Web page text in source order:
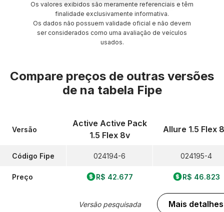
Os valores exibidos são meramente referenciais e têm
finalidade exclusivamente informativa.
Os dados não possuem validade oficial e não devem
ser considerados como uma avaliação de veículos
usados.
Compare preços de outras versões
de na tabela Fipe
Versão
Código Fipe
Preço
Active Active Pack
1.5 Flex 8v
024194-6
R$ 42.677
Versão pesquisada
Allure 1.5 Flex
024195-4
R$ 46.823
Mais detalhes